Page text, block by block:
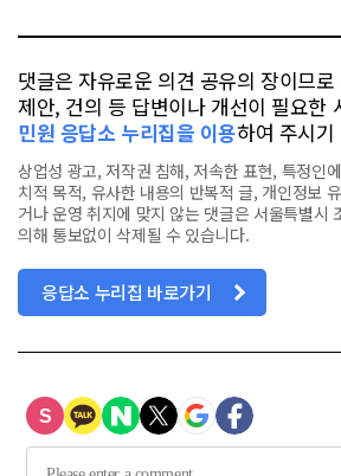
댓글은 자유로운 의견 공유의 장이므
제안, 건의 등 답변이나 개선이 필요한
민원 응답소 누리집을 이용하여 주시기
상업성 광고, 저작권 침해, 저속한 표현, 특정인
치적 목적, 유사한 내용의 반복적 글, 개인정보
거나 운영 취지에 맞지 않는 댓글은 서울특별시
의해 통보없이 삭제될 수 있습니다.
응답소 누리집 바로가기